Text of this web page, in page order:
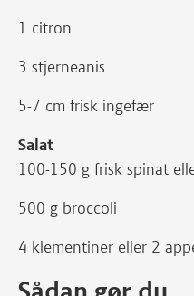
1 citron
3 stjerneanis
5-7 cm frisk ingefær
Salat
100-150 g frisk spinat
500 g broccoli
4 klementiner eller 2